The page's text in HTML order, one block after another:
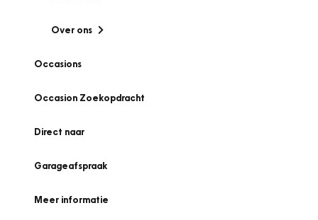
Over ons
Occasions
Occasion Zoekopdracht
Direct naar
Garageafspraak
Meer informatie